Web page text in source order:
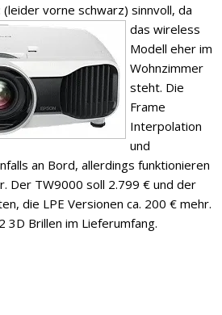
vorne schwarz) sinnvoll, da
das wireless
Modell eher im
Wohnzimmer
steht. Die
Frame
Interpolation
und
an Bord, allerdings funktionieren
Der TW9000 soll 2.799 € und der
die LPE Versionen ca. 200 € mehr.
3D Brillen im Lieferumfang.